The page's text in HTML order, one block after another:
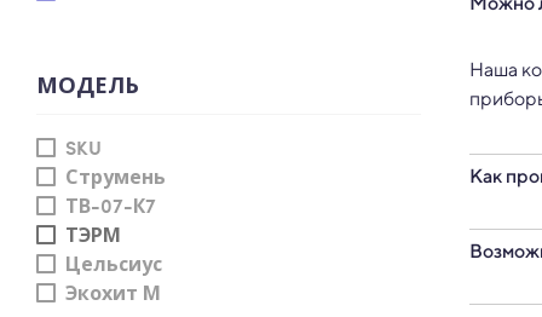
МОДЕЛЬ
SKU
Струмень
ТВ-07-К7
ТЭРМ
Цельсиус
Экохит М
Наша
Как
Для
для